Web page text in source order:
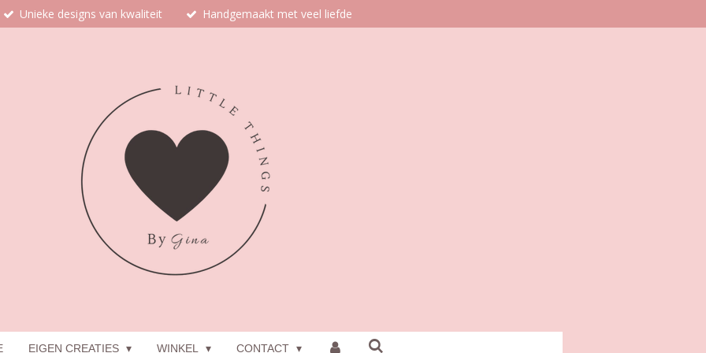
Unieke designs van kwaliteit Handgemaakt met veel liefde
EIGEN CREATIES WINKEL CONTACT